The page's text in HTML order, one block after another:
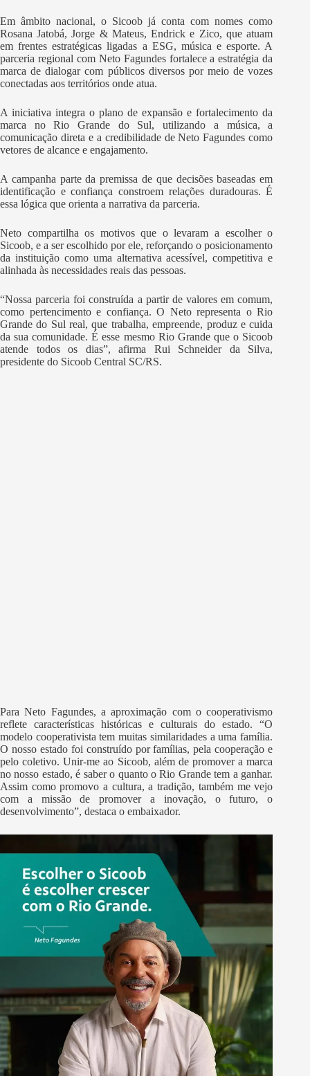
Em âmbito nacional, o Sicoob já conta com nomes como
Rosana Jatobá, Jorge & Mateus, Endrick e Zico, que atuam
em frentes estratégicas ligadas a ESG, música e esporte. A
parceria regional com Neto Fagundes fortalece a estratégia da
marca de dialogar com públicos diversos por meio de vozes
conectadas aos territórios onde atua.
A iniciativa integra o plano de expansão e fortalecimento da
marca no Rio Grande do Sul, utilizando a música, a
comunicação direta e a credibilidade de Neto Fagundes como
vetores de alcance e engajamento.
A campanha parte da premissa de que decisões baseadas em
identificação e confiança constroem relações duradouras. É
essa lógica que orienta a narrativa da parceria.
Neto compartilha os motivos que o levaram a escolher o
Sicoob, e a ser escolhido por ele, reforçando o posicionamento
da instituição como uma alternativa acessível, competitiva e
alinhada às necessidades reais das pessoas.
“Nossa parceria foi construída a partir de valores em comum,
como pertencimento e confiança. O Neto representa o Rio
Grande do Sul real, que trabalha, empreende, produz e cuida
da sua comunidade. É esse mesmo Rio Grande que o Sicoob
atende todos os dias”, afirma Rui Schneider da Silva,
presidente do Sicoob Central SC/RS.
Para Neto Fagundes, a aproximação com o cooperativismo
reflete características históricas e culturais do estado. “O
modelo cooperativista tem muitas similaridades a uma família.
O nosso estado foi construído por famílias, pela cooperação e
pelo coletivo. Unir-me ao Sicoob, além de promover a marca
no nosso estado, é saber o quanto o Rio Grande tem a ganhar.
Assim como promovo a cultura, a tradição, também me vejo
com a missão de promover a inovação, o futuro, o
desenvolvimento”, destaca o embaixador.